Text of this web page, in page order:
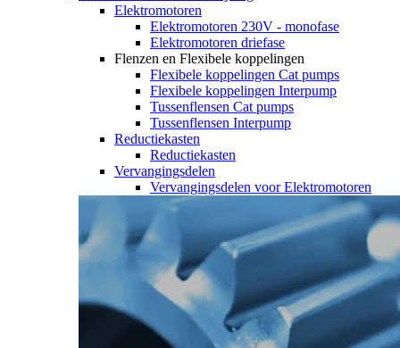
Elektromotoren
Elektromotoren 230V - monofase
Elektromotoren driefase
Flenzen en Flexibele koppelingen
Flexibele koppelingen Cat pumps
Flexibele koppelingen Interpump
Tussenflensen Cat pumps
Tussenflensen Interpump
Reductiekasten
Reductiekasten
Vervangingsdelen
Vervangingsdelen voor Elektromotoren